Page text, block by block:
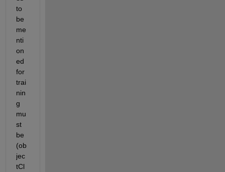
to
be
me
nti
on
ed
for
trai
nin
g
mu
st
be
(ob
jec
tCl